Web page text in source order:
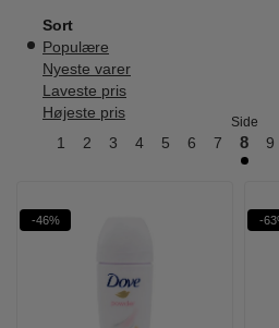
Sort
Populære
Nyeste varer
Laveste pris
Højeste pris
Side
1 2 3 4 5 6 7 8 9
-46% -